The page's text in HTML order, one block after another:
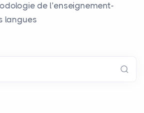
de l’enseignement-
langues